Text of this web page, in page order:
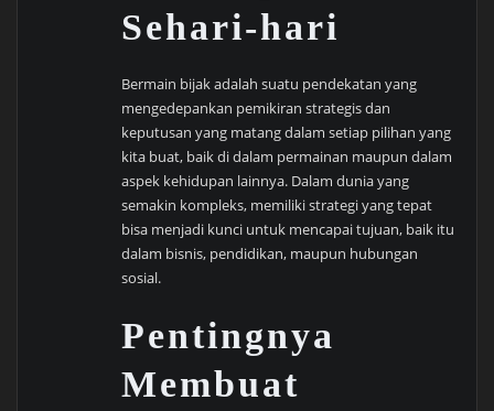
Sehari-hari
Bermain bijak adalah suatu pendekatan yang
mengedepankan pemikiran strategis dan
keputusan yang matang dalam setiap pilihan yang
kita buat, baik di dalam permainan maupun dalam
aspek kehidupan lainnya. Dalam dunia yang
semakin kompleks, memiliki strategi yang tepat
bisa menjadi kunci untuk mencapai tujuan, baik itu
dalam bisnis, pendidikan, maupun hubungan
sosial.
Pentingnya
Membuat